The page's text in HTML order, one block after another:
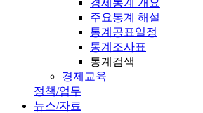
주요통계 해설
통계공표일정
통계조사표
통계검색
경제교육
정책/업무
뉴스/자료